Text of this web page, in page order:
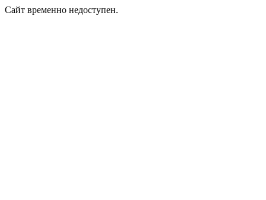
Сайт временно недоступен.